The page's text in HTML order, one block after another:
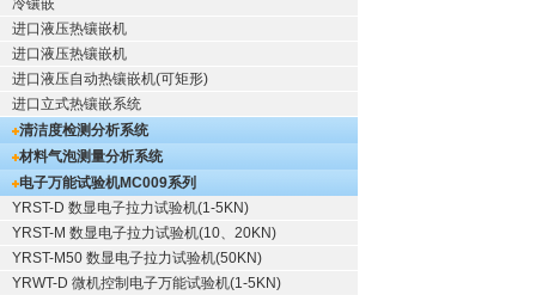
冷镶嵌
进口液压热镶嵌机
进口液压热镶嵌机
进口液压自动热镶嵌机(可矩形)
进口立式热镶嵌系统
清洁度检测分析系统
材料气泡测量分析系统
电子万能试验机MC009系列
YRST-D 数显电子拉力试验机(1-5KN)
YRST-M 数显电子拉力试验机(10、20KN)
YRST-M50 数显电子拉力试验机(50KN)
YRWT-D 微机控制电子万能试验机(1-5KN)